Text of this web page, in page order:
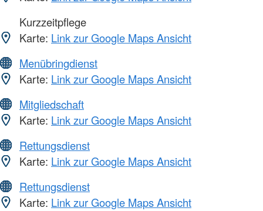
Kurzzeitpflege
Karte: Link zur Google Maps Ansicht
Menübringdienst
Karte: Link zur Google Maps Ansicht
Mitgliedschaft
Karte: Link zur Google Maps Ansicht
Rettungsdienst
Karte: Link zur Google Maps Ansicht
Rettungsdienst
Karte: Link zur Google Maps Ansicht